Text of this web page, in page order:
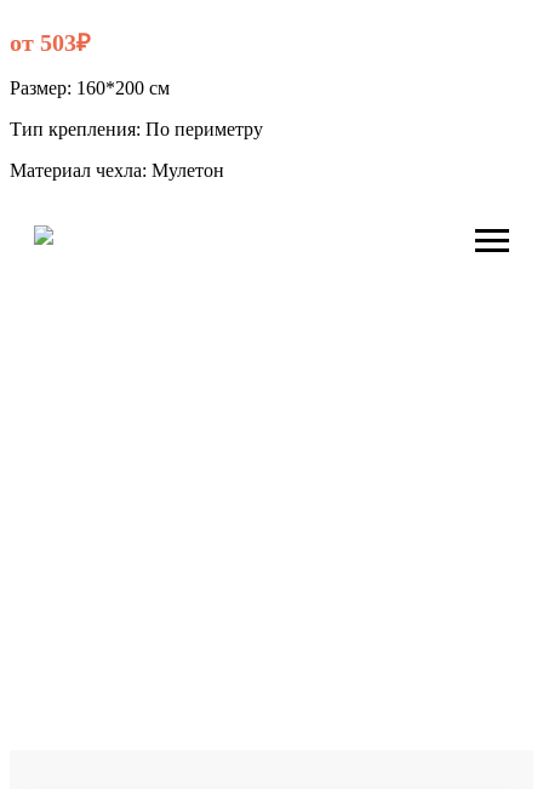
от 503₽
Размер: 160*200 см
Тип крепления: По периметру
Материал чехла: Мулетон